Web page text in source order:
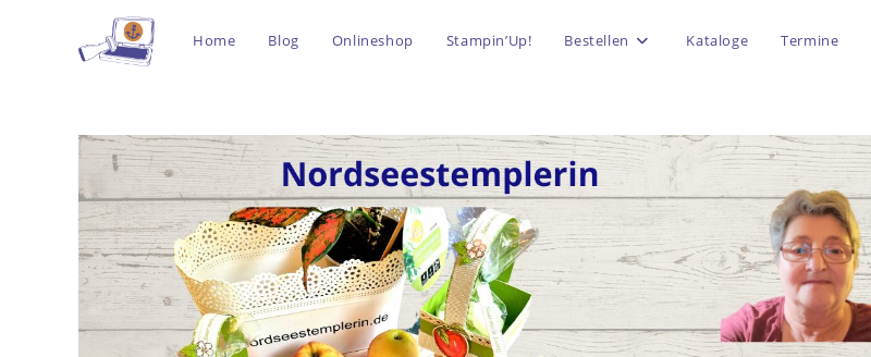
Home Blog Onlineshop Stampin’Up! Bestellen Kataloge Termine